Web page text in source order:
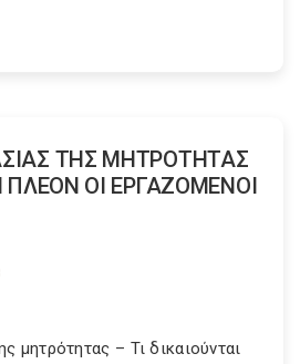
ΤΗΣ ΜΗΤΡΟΤΗΤΑΣ
ΠΛΕΟΝ ΟΙ ΕΡΓΑΖΟΜΕΝΟΙ
μητρότητας – Τι δικαιούνται